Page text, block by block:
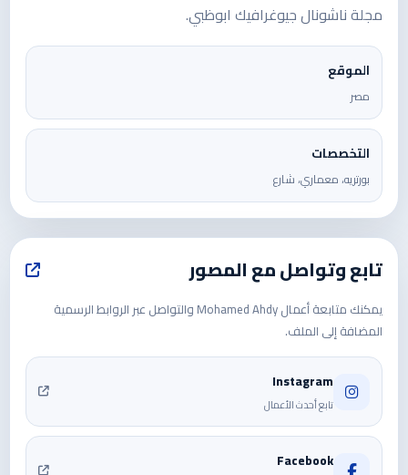
مجلة ناشونال جيوغرافيك ابوظبي.
الموقع
مصر
التخصصات
بورتريه، معماري، شارع
تابع وتواصل مع المصور
يمكنك متابعة أعمال Mohamed Ahdy والتواصل عبر الروابط الرسمية
المضافة إلى الملف.
Instagram
تابع أحدث الأعمال
Facebook